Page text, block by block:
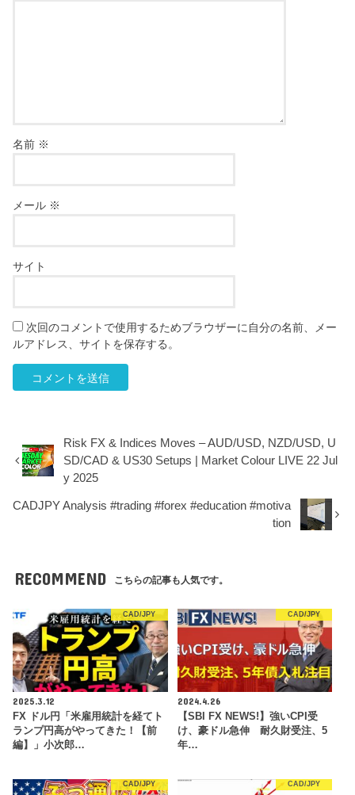
名前 ※
メール ※
サイト
次回のコメントで使用するためブラウザーに自分の名前、メー
ルアドレス、サイトを保存する。
Risk FX & Indices Moves – AUD/USD, NZD/USD, U
SD/CAD & US30 Setups | Market Colour LIVE 22 Jul
y 2025
CADJPY Analysis #trading #forex #education #motiva
tion
RECOMMEND こちらの記事も人気です。
CAD/JPY
2025.3.12
FX ドル円「米雇用統計を経てト
ランプ円高がやってきた！【前
編】」小次郎…
CAD/JPY
2024.4.26
【SBI FX NEWS!】強いCPI受
け、豪ドル急伸 耐久財受注、5
年…
CAD/JPY CAD/JPY